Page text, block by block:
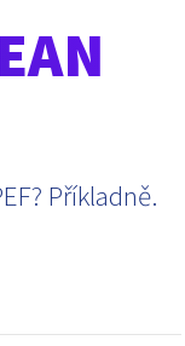
Příkladně.